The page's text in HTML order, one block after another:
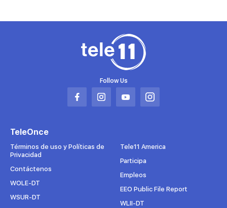
Follow Us
Abrir
pestaña
Abrir
pestaña
Abrir
pestaña
Abrir
pestaña
TeleOnce
Términos de uso y Políticas de
Privacidad
Contáctenos
WOLE-DT
WSUR-DT
Tele11 America
Participa
Empleos
EEO Public File Report
WLII-DT